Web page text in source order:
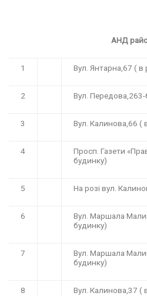
АНД
1 Вул. Янтарна,67 ( в
2 Вул. Передова,263-
3 Вул. Калинова,66 (
4
Просп. Газети
будинку)
5 На розі вул.
6
Вул. Маршала
будинку)
7
Вул. Маршала
будинку)
8 Вул. Калинова,37 (